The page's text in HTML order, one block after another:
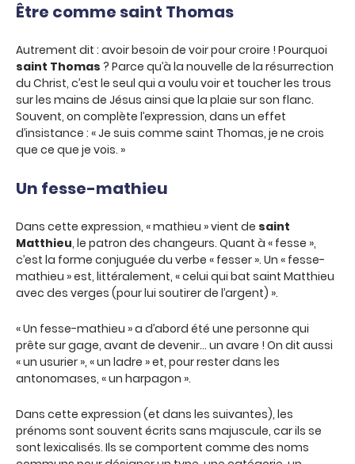
Être comme saint Thomas
Autrement dit : avoir besoin de voir pour croire ! Pourquoi
saint Thomas ? Parce qu’à la nouvelle de la résurrection
du Christ, c’est le seul qui a voulu voir et toucher les trous
sur les mains de Jésus ainsi que la plaie sur son flanc.
Souvent, on complète l’expression, dans un effet
d’insistance : « Je suis comme saint Thomas, je ne crois
que ce que je vois. »
Un fesse-mathieu
Dans cette expression, « mathieu » vient de saint
Matthieu, le patron des changeurs. Quant à « fesse »,
c’est la forme conjuguée du verbe « fesser ». Un « fesse-
mathieu » est, littéralement, « celui qui bat saint Matthieu
avec des verges (pour lui soutirer de l’argent) ».
« Un fesse-mathieu » a d’abord été une personne qui
prête sur gage, avant de devenir… un avare ! On dit aussi
« un usurier », « un ladre » et, pour rester dans les
antonomases, « un harpagon ».
Dans cette expression (et dans les suivantes), les
prénoms sont souvent écrits sans majuscule, car ils se
sont lexicalisés. Ils se comportent comme des noms